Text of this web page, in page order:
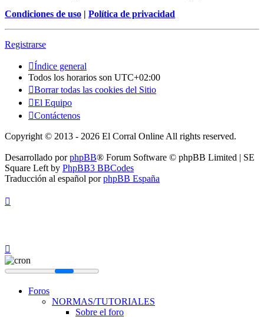
Condiciones de uso | Política de privacidad
Registrarse
Índice general
Todos los horarios son UTC+02:00
Borrar todas las cookies del Sitio
El Equipo
Contáctenos
Copyright © 2013 - 2026 El Corral Online All rights reserved.
Desarrollado porphpBB® Forum Software © phpBB Limited | SE
Square Left by PhpBB3 BBCodes
Traducción al español porphpBB España
Foros
NORMAS/TUTORIALES
Sobre el foro